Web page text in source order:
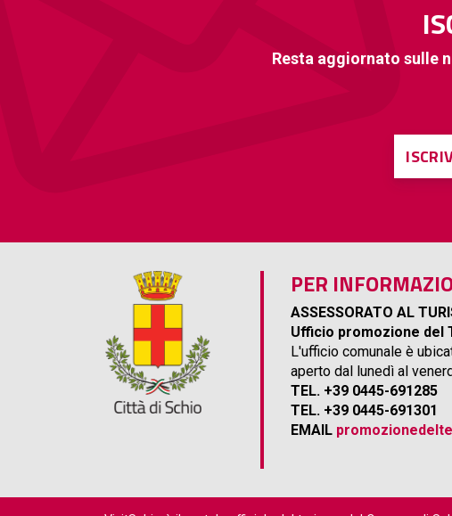
Resta aggiornato sulle
PER
ASSESSORATO AL
Ufficio promozione del
L'ufficio comunale è
aperto dal lunedì al
TEL. +39 0445-691285
TEL. +39 0445-691301
EMAIL